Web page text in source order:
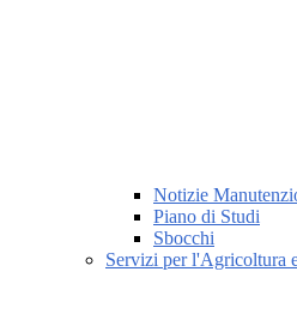
Notizie
Piano di Studi
Sbocchi
Servizi per l'Agricoltura